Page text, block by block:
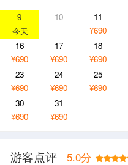
9 10
11
¥690
16
¥690
17
¥690
18
¥690
23
¥690
24
¥690
25
¥690
30
¥690
31
¥690
游客点评 5.0分